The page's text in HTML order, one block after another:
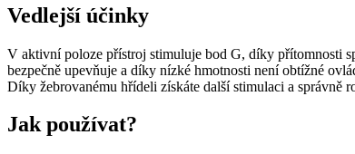
Vedlejší účinky
V aktivní poloze přístroj stimuluje bod G, díky přítomnosti
bezpečně upevňuje a díky nízké hmotnosti není obtížné
Díky žebrovanému hřídeli získáte další stimulaci a správně
Jak používat?